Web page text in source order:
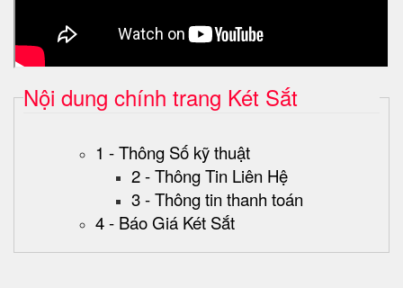
Nội dung chính trang Két Sắt
1 - Thông Số kỹ thuật
2 - Thông Tin Liên Hệ
3 - Thông tin thanh toán
4 - Báo Giá Két Sắt